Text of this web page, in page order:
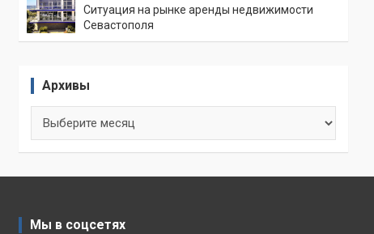
Ситуация на рынке аренды недвижимости
Севастополя
Архивы
Мы в соцсетях